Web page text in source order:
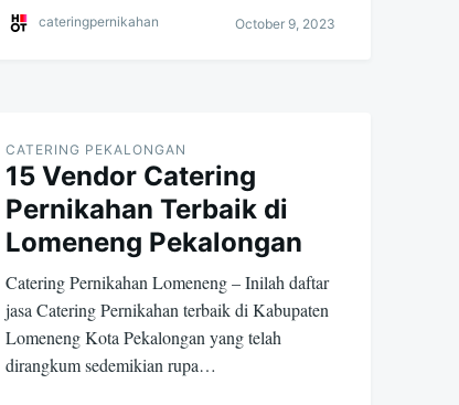
cateringpernikahan October 9, 2023
CATERING PEKALONGAN
15 Vendor Catering
Pernikahan Terbaik di
Lomeneng Pekalongan
Catering Pernikahan Lomeneng – Inilah daftar
jasa Catering Pernikahan terbaik di Kabupaten
Lomeneng Kota Pekalongan yang telah
dirangkum sedemikian rupa…